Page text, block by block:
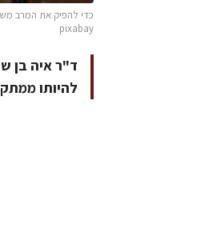
pixabay
ד"ר איה בן
להיותו